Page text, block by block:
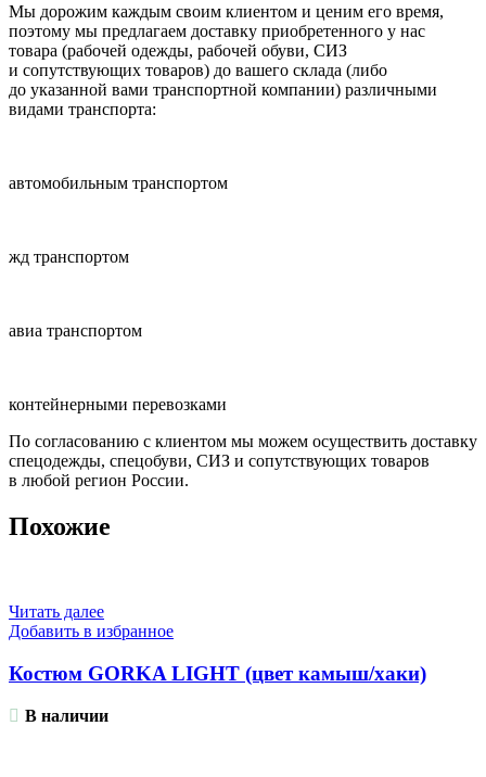
Мы дорожим каждым своим клиентом и ценим его время,
поэтому мы предлагаем доставку приобретенного у нас
товара (рабочей одежды, рабочей обуви, СИЗ
и сопутствующих товаров) до вашего склада (либо
до указанной вами транспортной компании) различными
видами транспорта:
автомобильным транспортом
жд транспортом
авиа транспортом
контейнерными перевозками
По согласованию с клиентом мы можем осуществить доставку
спецодежды, спецобуви, СИЗ и сопутствующих товаров
в любой регион России.
Похожие
Читать далее
Добавить в избранное
Костюм GORKA LIGHT (цвет камыш/хаки)
В наличии